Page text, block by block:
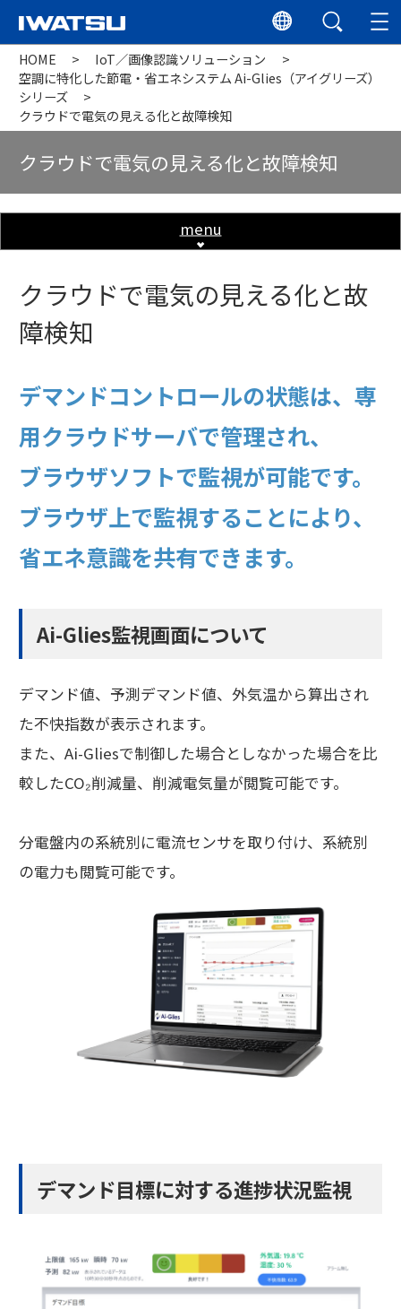
HOME
IoT／画像認識ソリューション
空調に特化した節電・省エネシステム Ai-Glies（アイグリーズ）
シリーズ
クラウドで電気の見える化と故障検知
クラウドで電気の見える化と故障検知
menu
クラウドで電気の見える化と故
障検知
デマンドコントロールの状態は、専
用クラウドサーバで管理され、
ブラウザソフトで監視が可能です。
ブラウザ上で監視することにより、
省エネ意識を共有できます。
Ai-Glies監視画面について
デマンド値、予測デマンド値、外気温から算出され
た不快指数が表示されます。
また、Ai-Gliesで制御した場合としなかった場合を比
較したCO₂削減量、削減電気量が閲覧可能です。
分電盤内の系統別に電流センサを取り付け、系統別
の電力も閲覧可能です。
デマンド目標に対する進捗状況監視